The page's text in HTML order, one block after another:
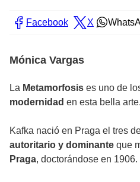
Facebook X
Mónica Vargas
La Metamorfosis es uno de
modernidad en esta bella arte.
Kafka nació en Praga el tres
autoritario y dominante que
Praga, doctorándose en 1906.